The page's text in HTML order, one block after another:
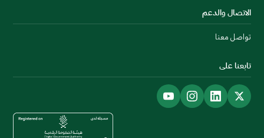
الاتصال والدعم
تواصل معنا
تابعنا على